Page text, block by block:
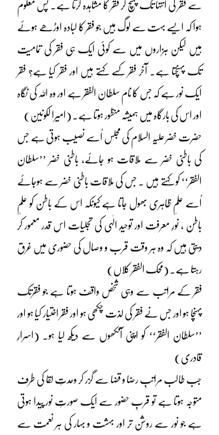
سے فقر کی انتہا تک پہنچ کر فقر کا مشاہدہ کرتا ہے۔ پس معلوم
ہوا کہ ایسے بہت سے لوگ ہیں جو فقر کا لبادہ اوڑھے ہوئے
ہیں لیکن ہزاروں میں سے کوئی ایک ہی فقر کی تمامیت
تک پہنچتا ہے۔ آخر فقر کسے کہتے ہیں اور فقر کیا ہے؟ فقر
ایک نور ہے کہ جس کا نام سلطان الفقر ہے اور وہ اللہ کی نگاہ
اور اس کی بارگاہ میں ہمیشہ منظور ہوتا ہے۔ (امیرا لکونین)
حضرت خضر علیہ السلام کی مجلس اُسے نصیب ہوتی ہے جس
کی باطنی خضر سے ملاقات ہو جائے، باطنی خضر ’’سلطان
الفقر‘‘ کو کہتے ہیں ۔ جس کی ملاقات باطنی خضر سے ہوجائے
اُسے علمِ ظاہری بھول جاتا ہے کیونکہ اس کے باطن کو علمِ
باطن ، نورِ معرفت اور توحیدِ الٰہی کی تجلیات اس قدر معمور کر
دیتی ہیں کہ وہ ہر وقت قرب و وصال کی حضوری میں غرق
رہتا ہے۔ (محک الفقر کلاں)
فقر کے مراتب سے وہی شخص واقف ہوتا ہے جو فقرتک
پہنچا ہو اور جس نے فقر کی لذت چکھی ہو اور فقر اختیار کیا ہو اور
’’سلطان الفقر‘‘ کو اپنی آنکھوں سے دیکھ لیا ہو۔ (اسرارِ
قادری)
جب طالب مراتبِ رضا و قضا سے گزر کر وحدتِ لقا کی طرف
متوجہ ہوتا ہے تو قربِ حضور سے ایک صورتِ نور پیدا ہوتی
ہے جو نور سے روشن تر اور بہشت و بہار کی ہر نعمت سے